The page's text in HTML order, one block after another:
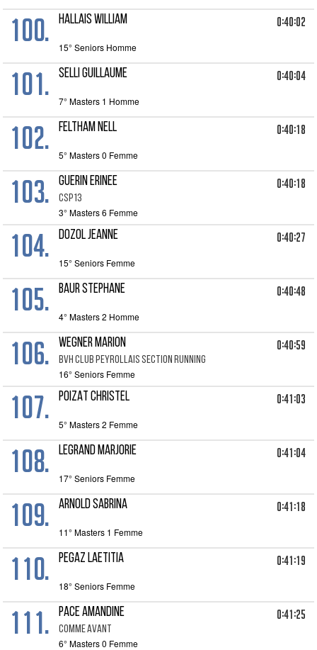
100. HALLAIS WILLIAM 0:40:02
15° Seniors Homme
101. SELLI GUILLAUME 0:40:04
7° Masters 1 Homme
102. FELTHAM NELL 0:40:18
5° Masters 0 Femme
103. GUERIN ERINEE
CSP13
0:40:18
3° Masters 6 Femme
104. DOZOL JEANNE 0:40:27
15° Seniors Femme
105. BAUR STEPHANE 0:40:48
4° Masters 2 Homme
106. WEGNER MARION
BVH CLUB PEYROLLAIS SECTION RUNNING
0:40:59
16° Seniors Femme
107. POIZAT CHRISTEL 0:41:03
5° Masters 2 Femme
108. LEGRAND MARJORIE 0:41:04
17° Seniors Femme
109. ARNOLD SABRINA 0:41:18
11° Masters 1 Femme
110. PEGAZ LAETITIA 0:41:19
18° Seniors Femme
111. PACE AMANDINE
COMME AVANT
0:41:25
6° Masters 0 Femme